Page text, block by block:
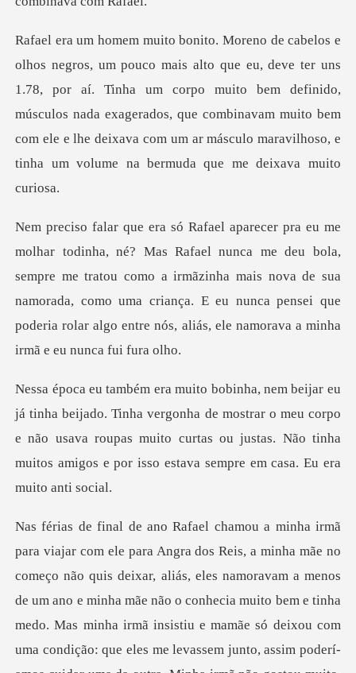
s
1.78, por aí­. Tinha um corpo muito bem definido,
músculos nada exagerados, que combinavam muito bem
com
bola,
sempre me tratou como a irmãzinha mais nova de sua
namorada, como uma criança. E eu nunca p
vergonha de mostrar o meu corpo
e não usava roupas muito curtas ou justas. Não
, aliás, eles namoravam a menos
de um ano e minha mãe não o conhecia muito bem e tinha
medo. Mas minha irmã insistiu e mamãe só deix